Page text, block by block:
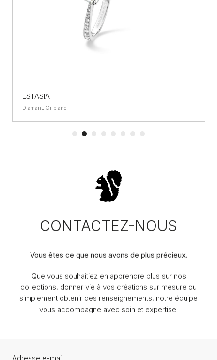
ESTASIA
Diamant, Or blanc
CONTACTEZ-NOUS
Vous êtes ce que nous avons de plus précieux.
Que vous souhaitiez en apprendre plus sur nos
collections, donner vie à vos créations sur mesure ou
simplement obtenir des renseignements, notre équipe
vous accompagne avec soin et expertise.